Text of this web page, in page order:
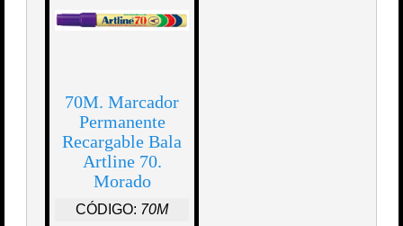
70M. Marcador
Permanente
Recargable Bala
Artline 70.
Morado
CÓDIGO: 70M